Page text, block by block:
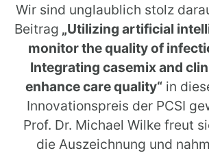
Wir sind unglaublich stolz
Beitrag „Utilizing artificial
monitor the quality of
Integrating casemix and
enhance care quality“in
Innovationspreis der PCSI
Prof. Dr. Michael Wilke freut
die Auszeichnung und